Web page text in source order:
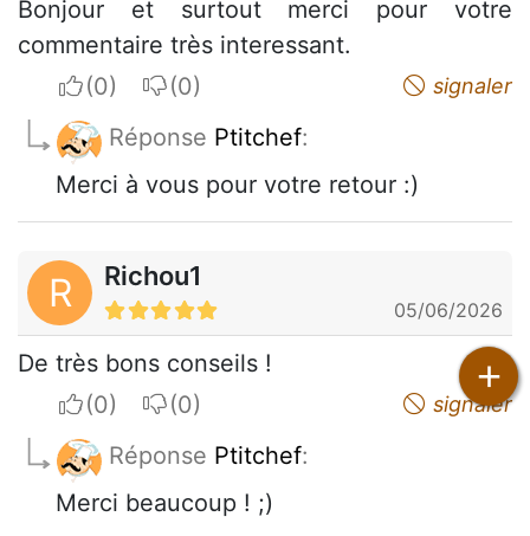
Bonjour et surtout merci pour votre
commentaire très interessant.
I apreciateI do not appreciate signaler
Réponse Ptitchef:
Merci à vous pour votre retour :)
R Richou1
05/06/2026
De très bons conseils !
I apreciateI do not appreciate signaler
Réponse Ptitchef:
Merci beaucoup ! ;)
+